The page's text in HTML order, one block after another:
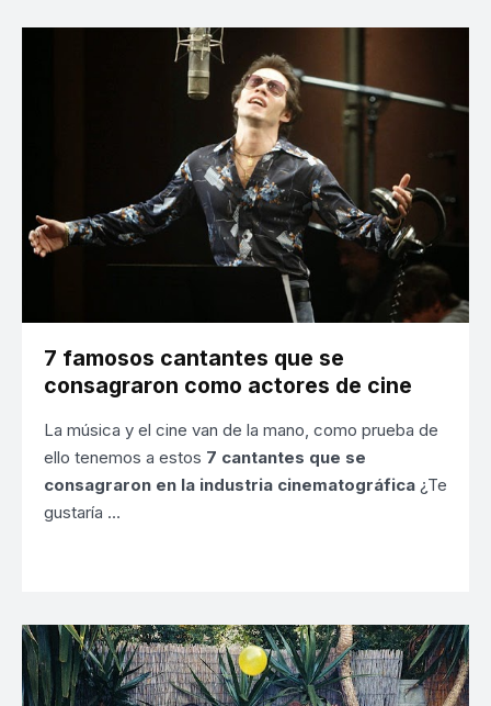
7 famosos cantantes que se
consagraron como actores de cine
La música y el cine van de la mano, como prueba de
ello tenemos a estos 7 cantantes que se
consagraron en la industria cinematográfica ¿Te
gustaría …